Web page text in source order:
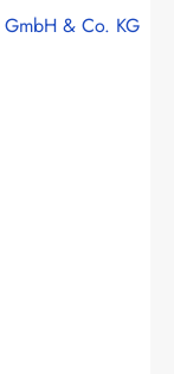
& Co. KG